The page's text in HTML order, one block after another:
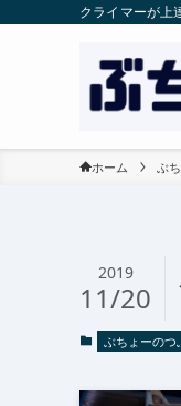
クライマーが上
ホーム ぶ
2019
11/20
ぶちょーのつ